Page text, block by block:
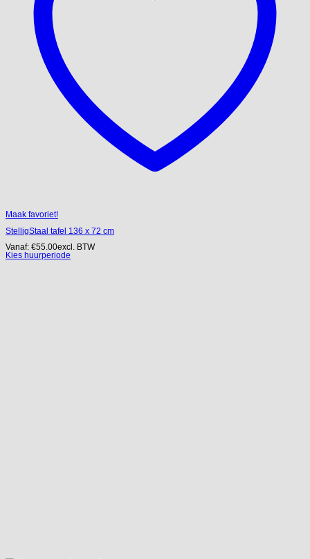
Maak favoriet!
StelligStaal tafel 136 x 72 cm
Vanaf: €55.00excl. BTW
Kies huurperiode